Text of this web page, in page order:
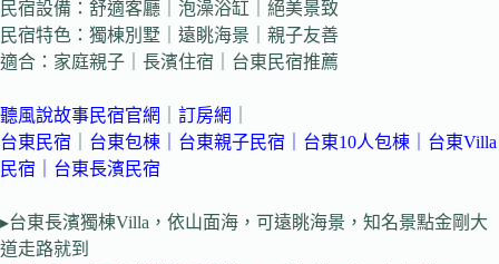
民宿設備：舒適客廳｜泡澡浴缸｜絕美景致
民宿特色：獨棟別墅｜遠眺海景｜親子友善
適合：家庭親子｜長濱住宿｜台東民宿推薦
聽風說故事民宿官網 訂房網
台東民宿
台東包棟 台東親子民宿 台東10人包棟
台東Villa
民宿 ｜台東長濱民宿
▸台東長濱獨棟Villa，依山面海，可遠眺海景，知名景點金剛大
道走路就到